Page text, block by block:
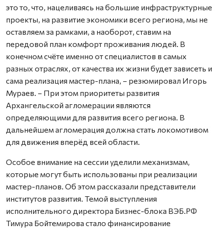
это то, что, нацеливаясь на большие инфраструктурные
проекты, на развитие экономики всего региона, мы не
оставляем за рамками, а наоборот, ставим на
передовой план комфорт проживания людей. В
конечном счёте именно от специалистов в самых
разных отраслях, от качества их жизни будет зависеть и
сама реализация мастер-плана, – резюмировал Игорь
Мураев. – При этом приоритеты развития
Архангельской агломерации являются
определяющими для развития всего региона. В
дальнейшем агломерация должна стать локомотивом
для движения вперёд всей области.
Особое внимание на сессии уделили механизмам,
которые могут быть использованы при реализации
мастер-планов. Об этом рассказали представители
институтов развития. Темой выступления
исполнительного директора Бизнес-блока ВЭБ.РФ
Тимура Бойтемирова стало финансирование